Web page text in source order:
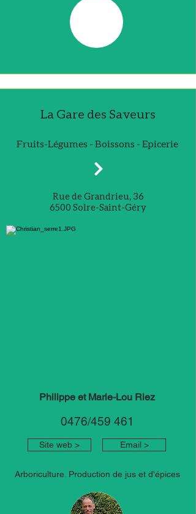
La Gare des Saveurs
Fruits-Légumes - Boissons - Epicerie
Rue de Grandrieu, 36
6500 Solre-Saint-Géry
Philippe et Marie-Lou Riez
0476/459 461
Site web > Email >
Arboriculture. Production de jus et d'épices